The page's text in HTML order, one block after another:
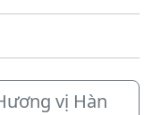
vị Hàn